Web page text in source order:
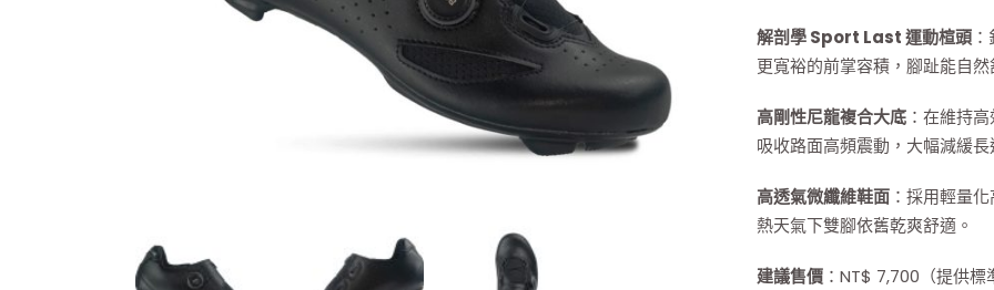
解剖學 Sport Last 運動楦頭
更寬裕的前掌容積，腳趾能自
高剛性尼龍複合大底 ：在維持
吸收路面高頻震動，大幅減緩長
高透氣微纖維鞋面 ：採用輕量
熱天氣下雙腳依舊乾爽舒適。
建議售價 ：NT$ 7,700（提供標